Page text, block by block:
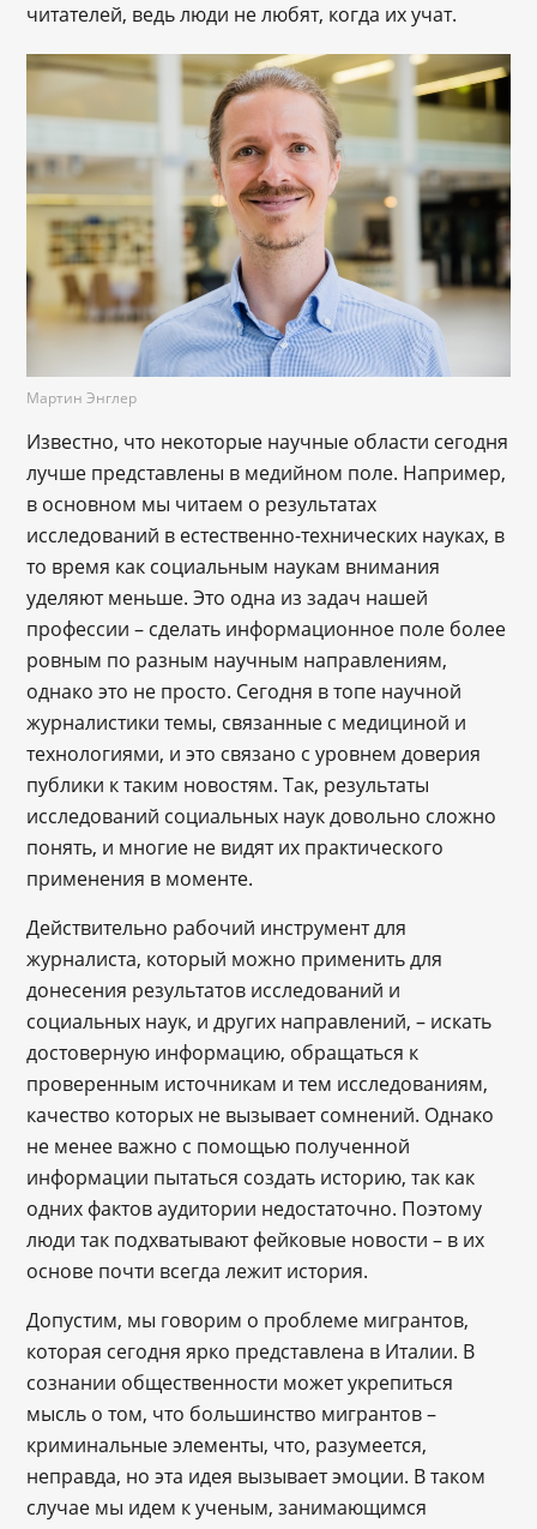
читателей, ведь люди не любят, когда их учат.
Мартин Энглер
Известно, что некоторые научные области сегодня
лучше представлены в медийном поле. Например,
в основном мы читаем о результатах
исследований в естественно-технических науках, в
то время как социальным наукам внимания
уделяют меньше. Это одна из задач нашей
профессии – сделать информационное поле более
ровным по разным научным направлениям,
однако это не просто. Сегодня в топе научной
журналистики темы, связанные с медициной и
технологиями, и это связано с уровнем доверия
публики к таким новостям. Так, результаты
исследований социальных наук довольно сложно
понять, и многие не видят их практического
применения в моменте.
Действительно рабочий инструмент для
журналиста, который можно применить для
донесения результатов исследований и
социальных наук, и других направлений, – искать
достоверную информацию, обращаться к
проверенным источникам и тем исследованиям,
качество которых не вызывает сомнений. Однако
не менее важно с помощью полученной
информации пытаться создать историю, так как
одних фактов аудитории недостаточно. Поэтому
люди так подхватывают фейковые новости – в их
основе почти всегда лежит история.
Допустим, мы говорим о проблеме мигрантов,
которая сегодня ярко представлена в Италии. В
сознании общественности может укрепиться
мысль о том, что большинство мигрантов –
криминальные элементы, что, разумеется,
неправда, но эта идея вызывает эмоции. В таком
случае мы идем к ученым, занимающимся